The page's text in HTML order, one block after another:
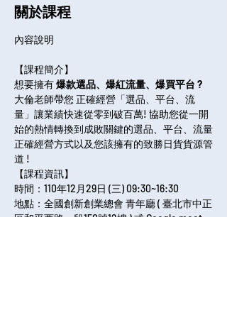
關於課程
【課程簡介】
想要擁有 爆款選品、爆紅流量、爆買平台 ?
大倫老師帶您 正確經營「選品、平台、流
量」讓業績快速從零到破百萬! 協助您從一開
始的熱情轉換到成敗關鍵的選品、平台、流量
正確經營方式以及您該擁有的致勝日貨貨源管
道 !
【課程資訊】
時間：110年12月29日 (三) 09:30~16:30
地點：全國創新創業總會 青年廳 ( 臺北市中正
區和平西路一段150號12樓 ) 或 Google meet